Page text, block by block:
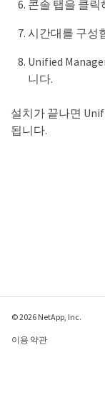
콘솔 탭을 클릭
시간대를 구성
Unified
니다.
설치가 끝나면
됩니다.
© 2026 NetApp, Inc.
이용 약관